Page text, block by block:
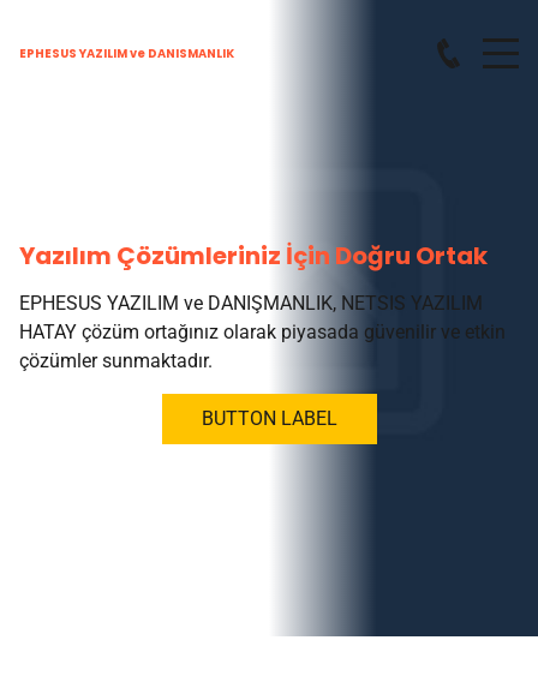
EPHESUS YAZILIM ve DANISMANLIK
Yazılım Çözümleriniz İçin Doğru Ortak
EPHESUS YAZILIM ve DANIŞMANLIK, NETSIS YAZILIM
HATAY çözüm ortağınız olarak piyasada güvenilir ve etkin
çözümler sunmaktadır.
BUTTON LABEL